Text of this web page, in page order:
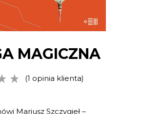
MAGICZNA
Oceniony
1
(1 opinia klienta)
Mariusz Szczygieł –